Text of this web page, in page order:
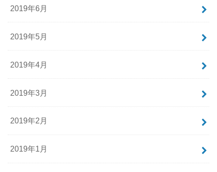
2019年6月
2019年5月
2019年4月
2019年3月
2019年2月
2019年1月